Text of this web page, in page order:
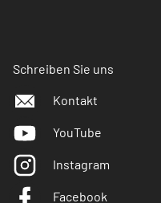
Schreiben Sie uns
Kontakt
YouTube
Instagram
Facebook